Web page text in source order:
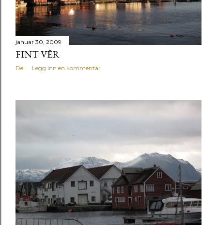
januar 30, 2009
FINT VÊR
Del Legg inn en kommentar